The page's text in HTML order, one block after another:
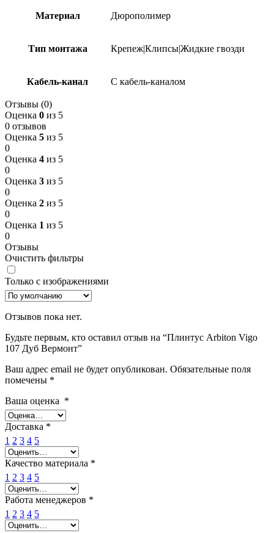
Материал Дюрополимер
Тип монтажа Крепеж|Клипсы|Жидкие гвозди
Кабель-канал С кабель-каналом
Отзывы (0)
Оценка 0 из 5
0 отзывов
Оценка 5 из 5
0
Оценка 4 из 5
0
Оценка 3 из 5
0
Оценка 2 из 5
0
Оценка 1 из 5
0
Отзывы
Очистить фильтры
Только с изображениями
Отзывов пока нет.
Будьте первым, кто оставил отзыв на “Плинтус Arbiton Vigo
107 Дуб Вермонт”
Ваш адрес email не будет опубликован. Обязательные поля
помечены *
Ваша оценка *
Доставка *
1 2 3 4 5
Качество материала *
1 2 3 4 5
Работа менеджеров *
1 2 3 4 5